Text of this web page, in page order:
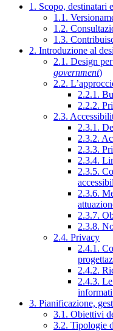
1. Scopo, destinatari
1.1.
1.2.
1.3.
2. Introduzione al
2.1. Design
government)
2.2.
2.2.1.
2.2.2.
2.3.
2.3.1.
2.3.2.
2.3.3.
2.3.4.
2.3.5.
2.3.6.
2.3.7.
2.3.8.
2.4. Privacy
2.4.1.
2.4.2.
2.4.3.
3. Pianificazione,
3.1. Obiettivi
3.2. Tipologie